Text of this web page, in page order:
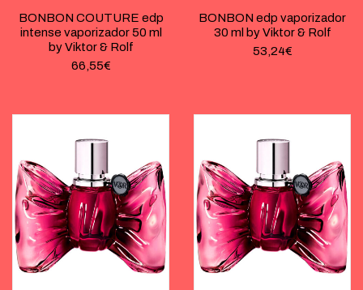
BONBON COUTURE edp
intense vaporizador 50 ml
by Viktor & Rolf
66,55€
BONBON edp vaporizador
30 ml by Viktor & Rolf
53,24€